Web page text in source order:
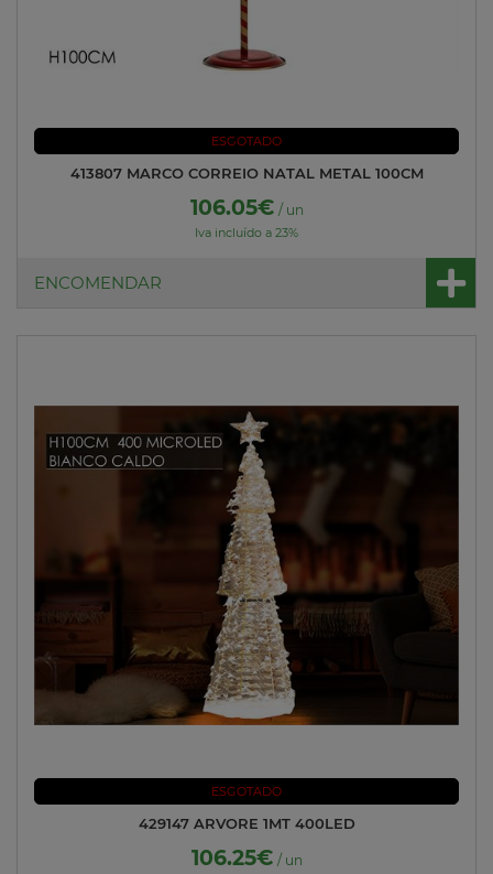
ESGOTADO
413807 MARCO CORREIO NATAL METAL 100CM
106.05€ / un
Iva incluído a 23%
ENCOMENDAR
ESGOTADO
429147 ARVORE 1MT 400LED
106.25€ / un